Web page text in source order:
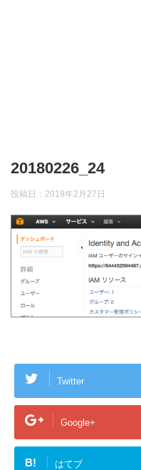
20180226_24
投稿日： 2018年2月27日
Twitter
Google+
B! はてブ